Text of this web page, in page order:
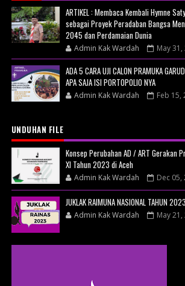
ARTIKEL : Membaca Kembali Hymne
sebagai Proyek Peradaban Bangsa
2045 dan Perdamaian Dunia
Admin Kak Wardah May 31,
ADA 5 CARA UJI CALON PRAMUKA
APA SAJA ISI PORTOPOLIO NYA
Admin Kak Wardah Feb 15,
UNDUHAN FILE
Konsep Perubahan AD / ART Gerakan
XI Tahun 2023 di Aceh
Admin Kak Wardah Dec 05,
JUKLAK RAIMUNA NASIONAL TAHUN 2023
Admin Kak Wardah May 21,